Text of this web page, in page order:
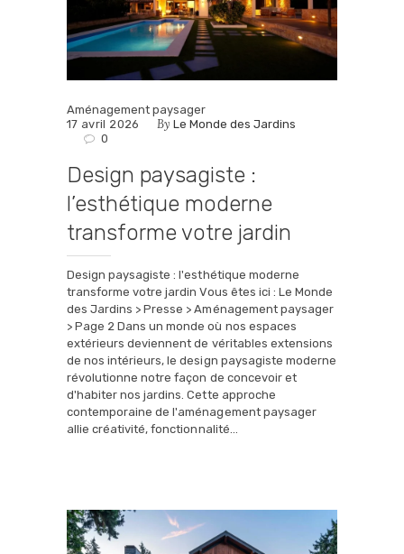
Aménagement paysager
17 avril 2026
By Le Monde des Jardins
0
Design paysagiste :
l’esthétique moderne
transforme votre jardin
Design paysagiste : l'esthétique moderne
transforme votre jardin Vous êtes ici : Le Monde
des Jardins > Presse > Aménagement paysager
> Page 2 Dans un monde où nos espaces
extérieurs deviennent de véritables extensions
de nos intérieurs, le design paysagiste moderne
révolutionne notre façon de concevoir et
d'habiter nos jardins. Cette approche
contemporaine de l'aménagement paysager
allie créativité, fonctionnalité…